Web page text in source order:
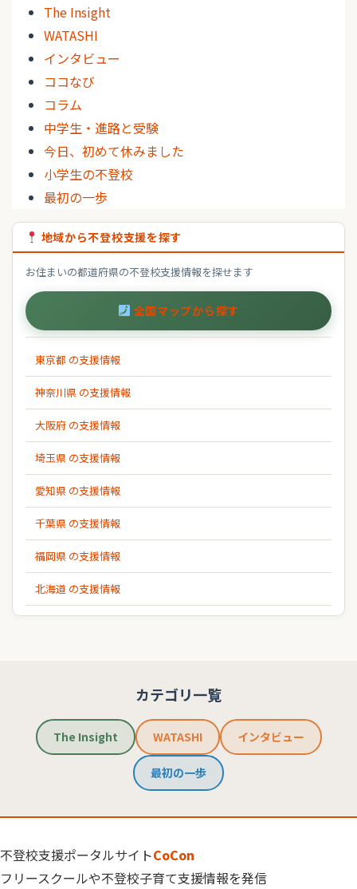
The Insight
WATASHI
インタビュー
ココなび
コラム
中学生・進路と受験
今日、初めて休みました
小学生の不登校
最初の一歩
地域から不登校支援を探す
お住まいの都道府県の不登校支援情報を探せます
全国マップから探す
東京都 の支援情報
神奈川県 の支援情報
大阪府 の支援情報
埼玉県 の支援情報
愛知県 の支援情報
千葉県 の支援情報
福岡県 の支援情報
北海道 の支援情報
カテゴリ一覧
The Insight WATASHI インタビュー
最初の一歩
不登校支援ポータルサイトCoCon
フリースクールや不登校子育て支援情報を発信